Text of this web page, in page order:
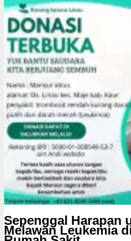
Sepenggal Harapan
Melawan Leukemia